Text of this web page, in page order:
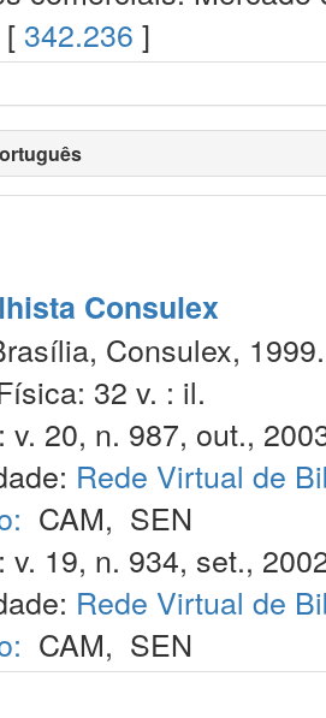
[ 342.236 ]
Consulex
Consulex, 1999.
32 v. : il.
20, n. 987, out.,
Rede Virtual de
CAM, SEN
19, n. 934, set.,
Rede Virtual de
CAM, SEN